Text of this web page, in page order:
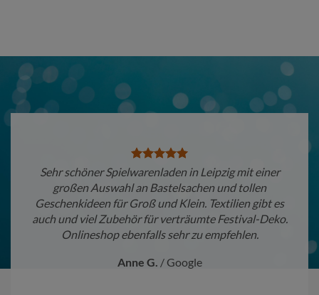
Sehr schöner Spielwarenladen in Leipzig mit einer
großen Auswahl an Bastelsachen und tollen
Geschenkideen für Groß und Klein. Textilien gibt es
auch und viel Zubehör für verträumte Festival-Deko.
Onlineshop ebenfalls sehr zu empfehlen.
Anne G. / Google